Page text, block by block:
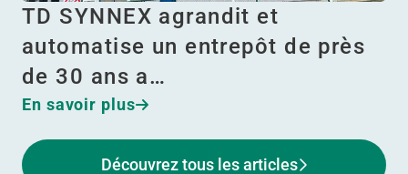
TD SYNNEX agrandit et
automatise un entrepôt de près
de 30 ans a…
En savoir plus
Découvrez tous les articles